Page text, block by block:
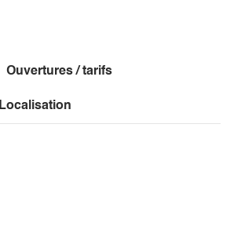
Ouvertures / tarifs
Localisation